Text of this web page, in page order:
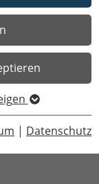
| Datenschutz